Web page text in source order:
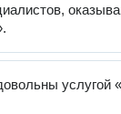
услугой